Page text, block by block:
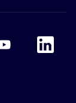
Accor Youtube
Accor